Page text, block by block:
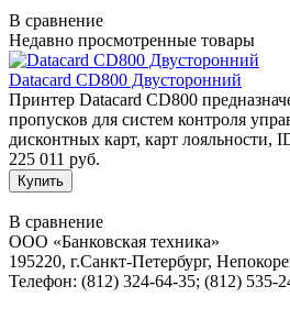
В сравнение
Недавно просмотренные товары
Datacard CD800 Двусторонний
Принтер Datacard CD800
пропусков для систем контроля
дисконтных карт, карт лояльности,
225 011 руб.
В сравнение
ООО «Банковская техника»
195220, г.Санкт-Петербург,
Телефон: (812) 324-64-35; (812) 535-